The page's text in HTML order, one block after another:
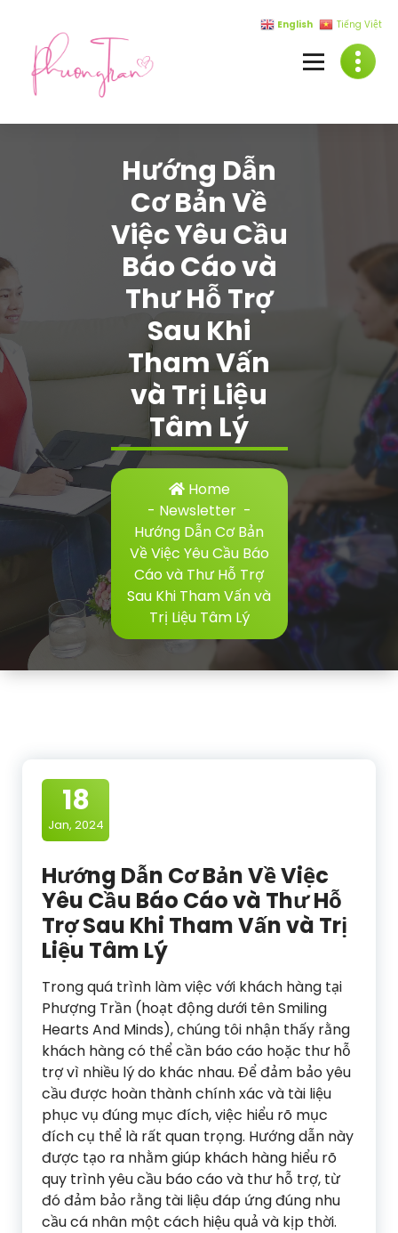
content
Hướng Dẫn
Cơ Bản Về
Việc Yêu Cầu
Báo Cáo và
Thư Hỗ Trợ
Sau Khi
Tham Vấn
và Trị Liệu
Tâm Lý
Home
- Newsletter-
Hướng Dẫn Cơ Bản
Về Việc Yêu Cầu Báo
Cáo và Thư Hỗ Trợ
Sau Khi Tham Vấn và
Trị Liệu Tâm Lý
18
Jan, 2024
Hướng Dẫn Cơ Bản Về Việc
Yêu Cầu Báo Cáo và Thư Hỗ
Trợ Sau Khi Tham Vấn và Trị
Liệu Tâm Lý
Trong quá trình làm việc với khách hàng tại
Phượng Trần (hoạt động dưới tên Smiling
Hearts And Minds), chúng tôi nhận thấy rằng
khách hàng có thể cần báo cáo hoặc thư hỗ
trợ vì nhiều lý do khác nhau. Để đảm bảo yêu
cầu được hoàn thành chính xác và tài liệu
phục vụ đúng mục đích, việc hiểu rõ mục
đích cụ thể là rất quan trọng. Hướng dẫn này
được tạo ra nhằm giúp khách hàng hiểu rõ
quy trình yêu cầu báo cáo và thư hỗ trợ, từ
đó đảm bảo rằng tài liệu đáp ứng đúng nhu
cầu cá nhân một cách hiệu quả và kịp thời.
English Tiếng Việt